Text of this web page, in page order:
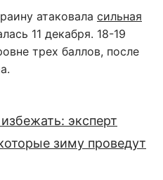
атаковала сильная
11 декабря. 18-19
трех баллов, после
эксперт
зиму проведут